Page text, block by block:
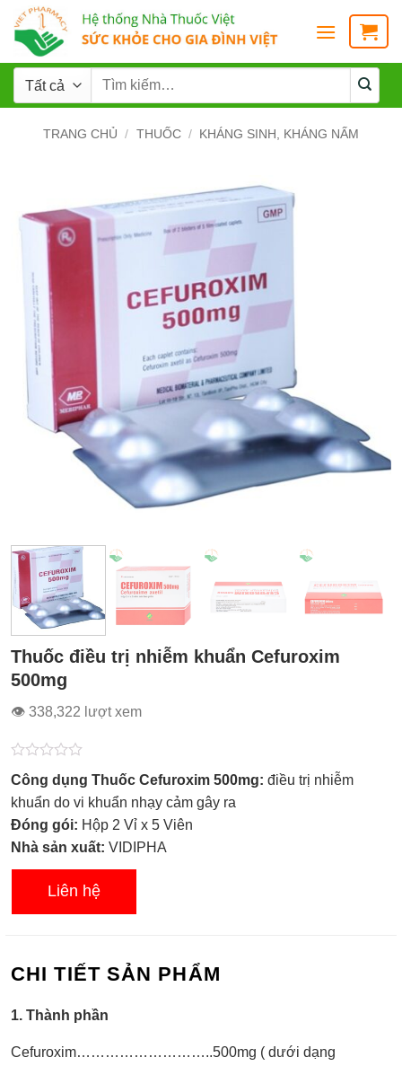
TRANG CHỦ / THUỐC / KHÁNG SINH, KHÁNG NẤM
Thuốc điều trị nhiễm khuẩn Cefuroxim
500mg
👁 338,322 lượt xem
Được
xếp
hạng
0.0
5
sao
Công dụng Thuốc Cefuroxim 500mg: điều trị nhiễm
khuẩn do vi khuẩn nhạy cảm gây ra
Đóng gói: Hộp 2 Vỉ x 5 Viên
Nhà sản xuất: VIDIPHA
Liên hệ
CHI TIẾT SẢN PHẨM
1. Thành phần
Cefuroxim………………………..500mg ( dưới dạng